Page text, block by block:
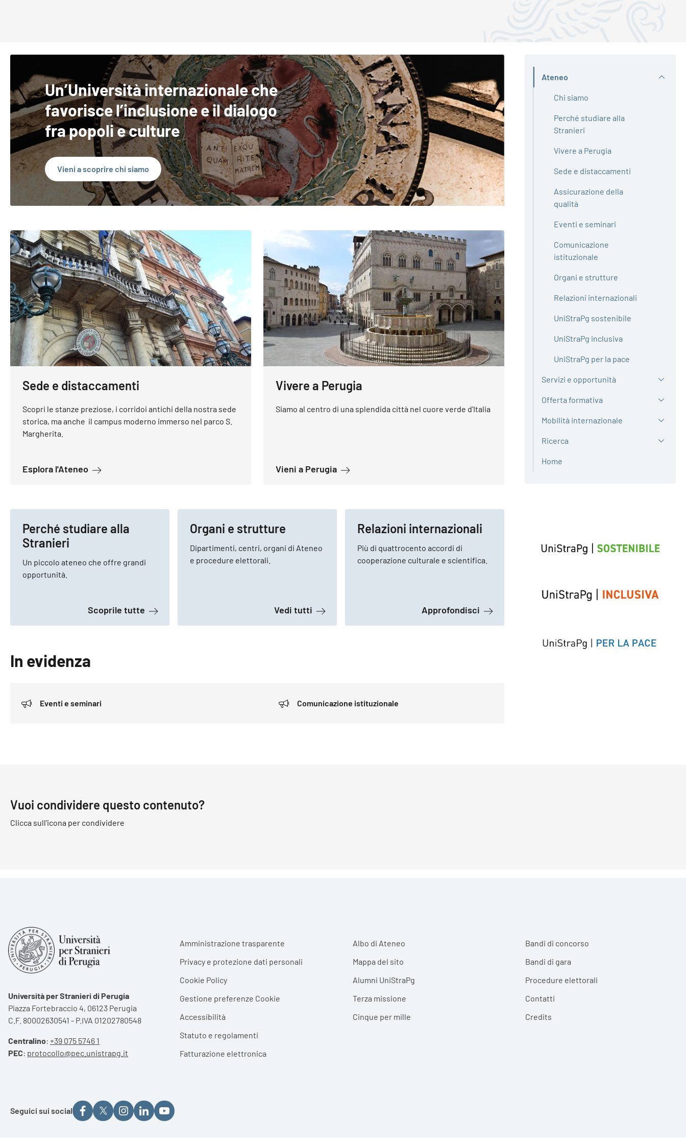
Un’Università internazionale che
favorisce l’inclusione e il dialogo
fra popoli e culture
Vieni a scoprire chi siamo
Sede e distaccamenti
Scopri le stanze preziose, i corridoi antichi della nostra sede
storica, ma anche il campus moderno immerso nel parco S.
Margherita.
Esplora l'Ateneoa proposito di Sede e distaccamenti
Vivere a Perugia
Siamo al centro di una splendida città nel cuore verde d'Italia
Vieni a Perugiaa proposito di Vivere a Perugia
Perché studiare alla
Stranieri
Un piccolo ateneo che offre grandi
opportunità.
Scoprile tutte a proposito di Perché studiare alla Stranieri
Organi e strutture
Dipartimenti, centri, organi di Ateneo
e procedure elettorali.
Vedi tutti a proposito di Organi e strutture
Relazioni internazionali
Più di quattrocento accordi di
cooperazione culturale e scientifica.
Approfondisci a proposito di Relazioni internazionali
In evidenza
Eventi e seminari Comunicazione istituzionale
Ateneo
Attivo
Chi siamo
Perché studiare alla
Stranieri
Vivere a Perugia
Sede e distaccamenti
Assicurazione della
qualità
Eventi e seminari
Comunicazione
istituzionale
Organi e strutture
Relazioni internazionali
UniStraPg sostenibile
UniStraPg inclusiva
UniStraPg per la pace
Servizi e opportunità
Offerta formativa
Mobilità internazionale
Ricerca
Home
Vuoi condividere questo contenuto?
Clicca sull'icona per condividere
Università per Stranieri di Perugia
Piazza Fortebraccio 4, 06123 Perugia
C.F. 80002630541 - P.IVA 01202780548
Centralino: +39 075 5746 1
PEC: protocollo@pec.unistrapg.it
Footer menu
Amministrazione trasparente
Privacy e protezione dati personali
Cookie Policy
Gestione preferenze Cookie
Accessibilità
Statuto e regolamenti
Fatturazione elettronica
Albo di Ateneo
Mappa del sito
Alumni UniStraPg
Terza missione
Cinque per mille
Bandi di concorso
Bandi di gara
Procedure elettorali
Contatti
Credits
Seguici sui social